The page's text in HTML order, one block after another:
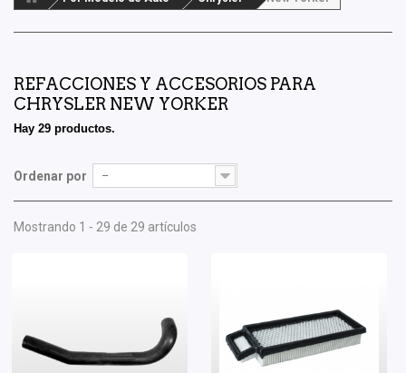
REFACCIONES Y ACCESORIOS PARA
CHRYSLER NEW YORKER
Hay 29 productos.
Ordenar por --
Mostrando 1 - 29 de 29 artículos